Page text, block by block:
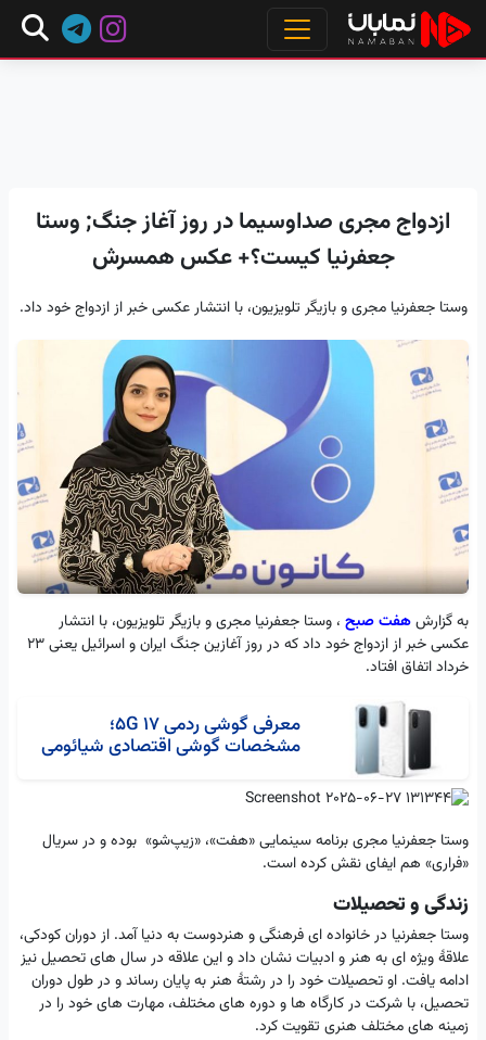
ازدواج مجری صداوسیما در روز آغاز جنگ; وستا
جعفرنیا کیست؟+ عکس‌ همسرش
وستا جعفرنیا مجری و بازیگر تلویزیون، با انتشار عکسی خبر از ازدواج خود داد.
به گزارشهفت صبح ، وستا جعفرنیا مجری و بازیگر تلویزیون، با انتشار
عکسی خبر از ازدواج خود داد که در روز آغازین جنگ ایران و اسرائیل یعنی ۲۳
خرداد اتفاق افتاد.
معرفی گوشی ردمی 17 5G؛
مشخصات گوشی اقتصادی شیائومی
وستا جعفرنیا مجری برنامه سینمایی «هفت»، «زیپ‌شو» بوده و در سریال
«فراری» هم ایفای نقش کرده است.
زندگی و تحصیلات
وستا جعفرنیا در خانواده ای فرهنگی و هنردوست به دنیا آمد. از دوران کودکی،
علاقهٔ ویژه ای به هنر و ادبیات نشان داد و این علاقه در سال های تحصیل نیز
ادامه یافت. او تحصیلات خود را در رشتهٔ هنر به پایان رساند و در طول دوران
تحصیل، با شرکت در کارگاه ها و دوره های مختلف، مهارت های خود را در
زمینه های مختلف هنری تقویت کرد.